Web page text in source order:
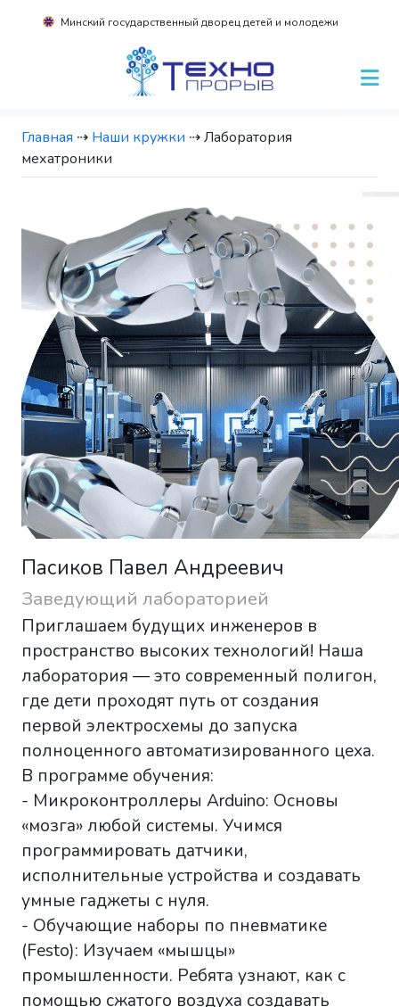
Минский государственный дворец детей и молодежи
Главная ⇢ Наши кружки ⇢Лаборатория
мехатроники
Пасиков Павел Андреевич
Заведующий лабораторией
Приглашаем будущих инженеров в
пространство высоких технологий! Наша
лаборатория — это современный полигон,
где дети проходят путь от создания
первой электросхемы до запуска
полноценного автоматизированного цеха.
В программе обучения:
- Микроконтроллеры Arduino: Основы
«мозга» любой системы. Учимся
программировать датчики,
исполнительные устройства и создавать
умные гаджеты с нуля.
- Обучающие наборы по пневматике
(Festo): Изучаем «мышцы»
промышленности. Ребята узнают, как с
помощью сжатого воздуха создавать